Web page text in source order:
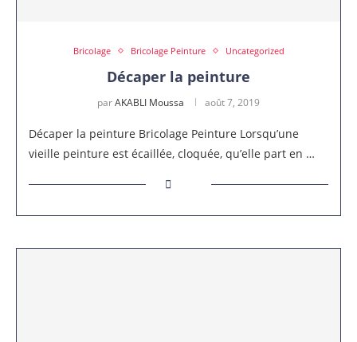
Bricolage Bricolage Peinture Uncategorized
Décaper la peinture
parAKABLI Moussa août 7, 2019
Décaper la peinture Bricolage Peinture Lorsqu’une
vieille peinture est écaillée, cloquée, qu’elle part en …